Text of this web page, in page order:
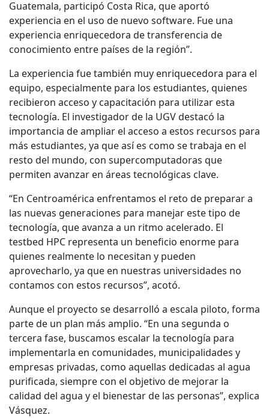
Guatemala, participó Costa Rica, que aportó
experiencia en el uso de nuevo software. Fue una
experiencia enriquecedora de transferencia de
conocimiento entre países de la región”.
La experiencia fue también muy enriquecedora para el
equipo, especialmente para los estudiantes, quienes
recibieron acceso y capacitación para utilizar esta
tecnología. El investigador de la UGV destacó la
importancia de ampliar el acceso a estos recursos para
más estudiantes, ya que así es como se trabaja en el
resto del mundo, con supercomputadoras que
permiten avanzar en áreas tecnológicas clave.
“En Centroamérica enfrentamos el reto de preparar a
las nuevas generaciones para manejar este tipo de
tecnología, que avanza a un ritmo acelerado. El
testbed HPC representa un beneficio enorme para
quienes realmente lo necesitan y pueden
aprovecharlo, ya que en nuestras universidades no
contamos con estos recursos”, acotó.
Aunque el proyecto se desarrolló a escala piloto, forma
parte de un plan más amplio. “En una segunda o
tercera fase, buscamos escalar la tecnología para
implementarla en comunidades, municipalidades y
empresas privadas, como aquellas dedicadas al agua
purificada, siempre con el objetivo de mejorar la
calidad del agua y el bienestar de las personas”, explica
Vásquez.